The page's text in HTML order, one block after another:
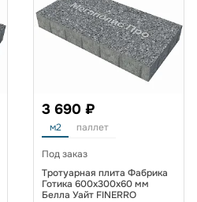
3 690 ₽
м2 паллет
Под заказ
Тротуарная плита Фабрика
Готика 600х300х60 мм
Белла Уайт FINERRO